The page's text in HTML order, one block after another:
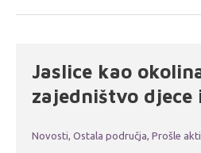
Jaslice kao
zajedništvo djece
Novosti, Ostala područja, Prošle